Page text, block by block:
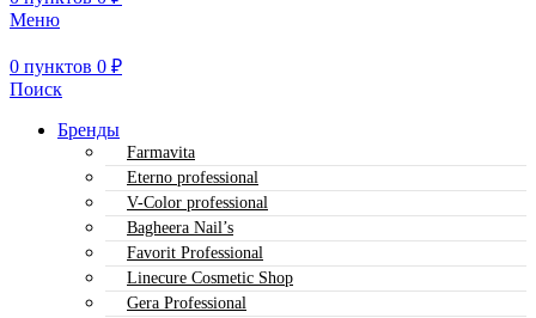
Меню
0 пунктов 0 ₽
Поиск
Бренды
Farmavita
Eterno professional
V-Color professional
Bagheera Nail’s
Favorit Professional
Linecure Cosmetic Shop
Gera Professional